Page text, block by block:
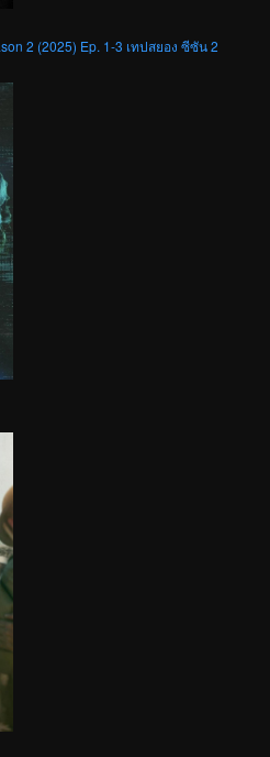
2 (2025) Ep. 1-3 เทปสยอง ซีซัน 2